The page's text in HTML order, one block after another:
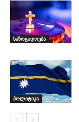
საზოგადოება
პოლიტიკა